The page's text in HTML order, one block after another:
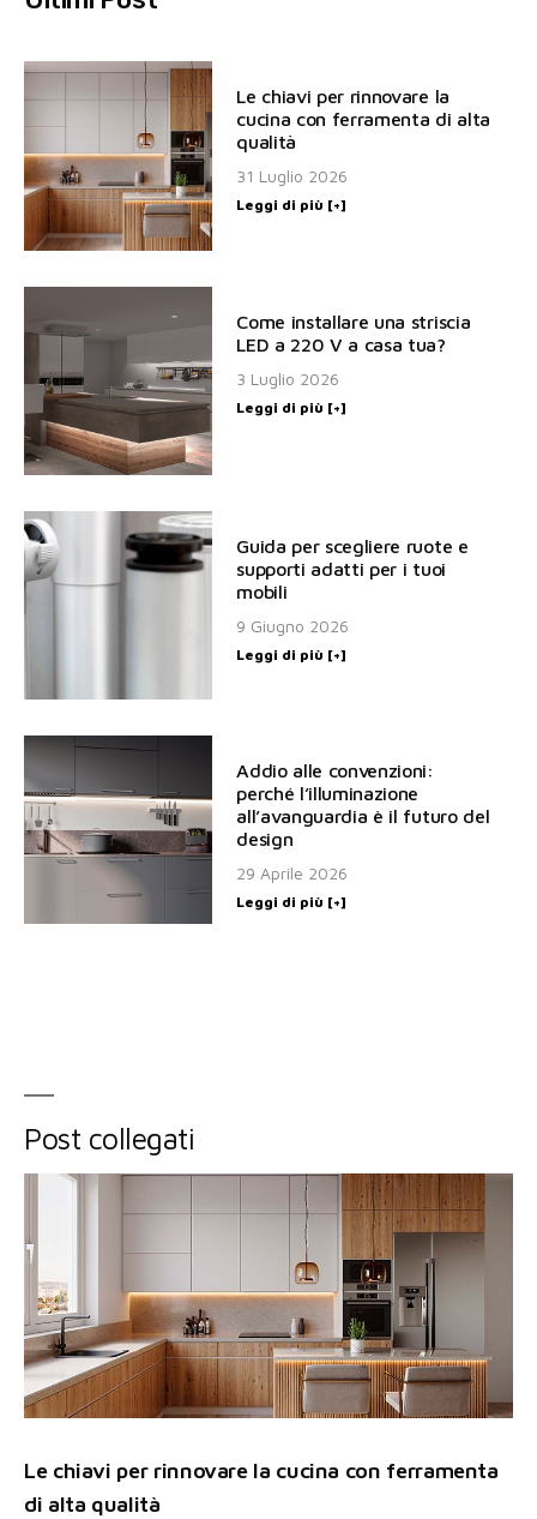
Le chiavi per rinnovare la
cucina con ferramenta di alta
qualità
31 Luglio 2026
Leggi di più [+]
Come installare una striscia
LED a 220 V a casa tua?
3 Luglio 2026
Leggi di più [+]
Guida per scegliere ruote e
supporti adatti per i tuoi
mobili
9 Giugno 2026
Leggi di più [+]
Addio alle convenzioni:
perché l’illuminazione
all’avanguardia è il futuro del
design
29 Aprile 2026
Leggi di più [+]
Post collegati
Le chiavi per rinnovare la cucina con ferramenta
di alta qualità